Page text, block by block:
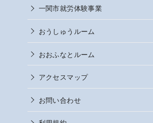
一関市就労体験事業
おうしゅうルーム
おおふなとルーム
アクセスマップ
お問い合わせ